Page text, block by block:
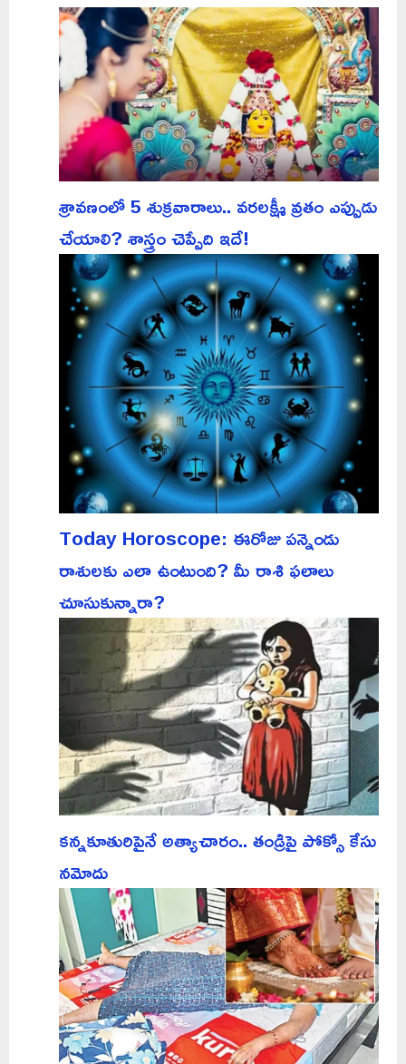
శ్రావణంలో 5 శుక్రవారాలు.. వరలక్ష్మీ వ్రతం ఎప్పుడు
చేయాలి? శాస్త్రం చెప్పేది ఇదే!
Today Horoscope: ఈరోజు పన్నెండు
రాశులకు ఎలా ఉంటుంది? మీ రాశి ఫలాలు
చూసుకున్నారా?
కన్నకూతురిపైనే అత్యాచారం.. తండ్రిపై పోక్సో కేసు
నమోదు